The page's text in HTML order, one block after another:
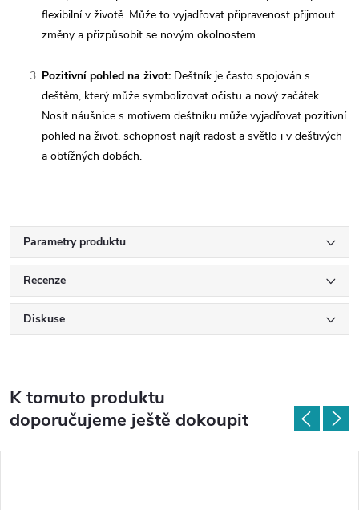
flexibilní v životě. Může to vyjadřovat připravenost přijmout
změny a přizpůsobit se novým okolnostem.
Pozitivní pohled na život: Deštník je často spojován s
deštěm, který může symbolizovat očistu a nový začátek.
Nosit náušnice s motivem deštníku může vyjadřovat pozitivní
pohled na život, schopnost najít radost a světlo i v deštivých
a obtížných dobách.
Parametry produktu
Recenze
Diskuse
K tomuto produktu
doporučujeme ještě dokoupit